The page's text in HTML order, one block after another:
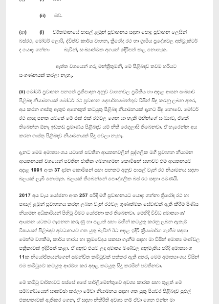
(ii) ඔව්.
(ආ) (i) වර්තමානයේ පාසල් ළමුන් ප්‍රවාහනය සඳහා පොදු ප්‍රවාහන ලෙසින්
බස්රථ, මෝටර් ලොරි, ද්විත්ව කාර්ය වාහන, ත්‍රිරෝද රථ හා ග්‍රාමීය ප්‍රදේශවල අත්ට්‍රැක්ටර්
ද යොදා ගන්නා බැවින්, සංඛ්‍යාත්මක අගයන් ඉදිරිපත් කළ නොහැක.
ඇත්ත වශයෙන් ගරු මන්ත්‍රීතුමනි, මේ පිළිබඳව තවම හරියට
සංගණනයක් කරලා නැහැ.
(ii) මෝටර් ප්‍රවාහන පනතේ ප්‍රතිපාදන අනුව වාහනවල ප්‍රමිතිය හා අදාළ ආසන සංඛ්‍යාව
පිළිබඳ නියාමනයක් මෝටර් රථ ප්‍රවාහන දෙපාර්තමේන්තුව විසින් සිදු කරනු ලබන අතර,
අය කරන ගාස්තු ඇතුළු අනෙකුත් කටයුතු පිළිබඳ නියාමනයක් දැනට සිදු නොවේ. මෝටර්
රථ ආඥා පනත යටතේ මේ එක් එක් රථවල ගෙන යා හැකි මඟීන්ගේ සංඛ්‍යාව, ඒකේ
තිබෙන්න ඕනෑ ඉඩකඩ ප්‍රමාණය පිළිබඳව යම් නීති රෙගුලාසි තිබෙනවා. ඒ හැරෙන්න අය
කරන ගාස්තු පිළිබඳව නියාමනයක් සිදු වෙලා නැහැ.
දැනට මෙම අමාත්‍යාංශය යටතේ පවතින ආයතනවලින් පුද්ගලික මගී ප්‍රවාහන නියාමන
ආයතනයක් වශයෙන් පවතින ජාතික ගමනාගමන කොමිෂන් සභාවට එම ආයතනයට
අදාළ 1991 අංක 37 දරන කොමිෂන් සභා පනතට අනුව පාසල් වෑන් රථ නියාමනය සඳහා
බලයක් ලැබී නොමැත. බලයක් තිබෙන්නේ පෞද්ගලික බස් රථ සඳහා පමණයි.
2017 අය වැය යෝජනා අංක 257 පරිදි මගී ප්‍රවාහනයට යොදා ගන්නා ත්‍රිරෝද රථ හා
පාසල් ළමුන් ප්‍රවාහනය කරනු ලබන වෑන් රථවල ගුණාත්මක සේවාවක් ඇති කිරීම පිණිස
නියාමන අධිකාරියන් පිහිටු වීමට යෝජනා කර තිබෙනවා. මෙහිදී විවිධ අමාත්‍යාංශ/
ආයතන යටතට ගැනෙන කරුණු හා පළාත් සභා මඟින් කටයුතු කරනු ලබන ඇතැම්
විෂයයන් පිළිබඳව අවධානයට ගත යුතු බැවින් ඊට අදාළ ඉදිරි ක්‍රියාමාර්ග ගැනීම සඳහා
මෙන්ම වගකීම, කාර්ය භාරය හා ක්‍රමවේදය සකසා ගැනීම සඳහා මා විසින් අමාත්‍ය මණ්ඩල
පත්‍රිකාවක් ඉදිරිපත් කළා. ඒ අනුව එයට ලද අමාත්‍ය මණ්ඩල අනුමැතිය පරිදි අමාත්‍යාංශ
11ක නියෝජිතයන්ගෙන් සමන්විත කමිටුවක් පත්කර ඇති අතර, මෙම අමාත්‍යාංශය විසින්
එම කමිටුවේ කටයුතු ආරම්භ කර අදාළ කටයුතු සිදු කරමින් පවතිනවා.
මේ කමිටු වාර්තාවට පස්සේ අපේ පාර්ලිමේන්තුවේ අවශ්‍ය කාරක සභා තුළත් මේ
සම්බන්ධයෙන් සාකච්ඡා කරලා මේවා නියාමනය සඳහා ගත යුතු පියවර පිළිබඳව පුළුල්
එකඟතාවක් ඇතිකර ගෙන, ඒ සඳහා නීතිරීති අවශ්‍ය නම් ඒවා ගෙන එන්න මා